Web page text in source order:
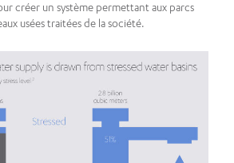
créer un système permettant aux parcs
usées traitées de la société.